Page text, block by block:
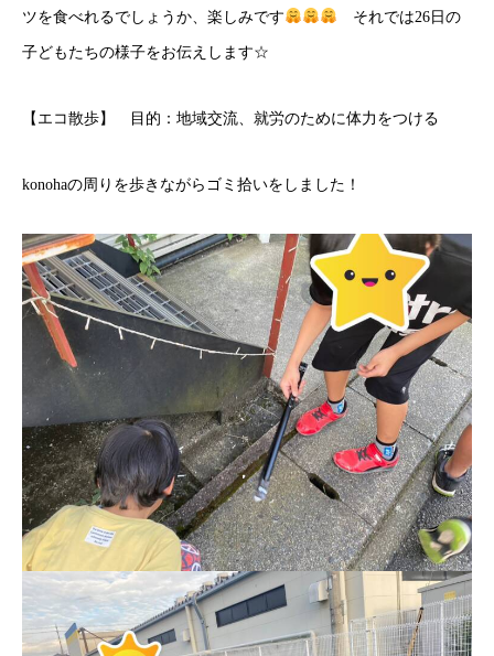
ツを食べれるでしょうか、楽しみです それでは26日の
子どもたちの様子をお伝えします☆
【エコ散歩】 目的：地域交流、就労のために体力をつける
konohaの周りを歩きながらゴミ拾いをしました！